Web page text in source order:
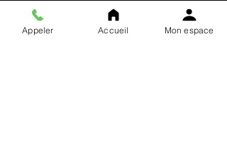
E-books
Livres brochés
Appeler Accueil Mon espace